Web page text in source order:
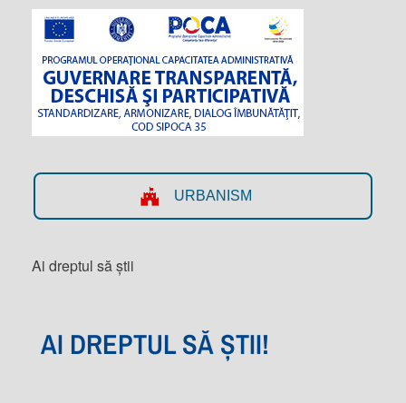
URBANISM
Ai dreptul să știi
AI DREPTUL SĂ ȘTII!